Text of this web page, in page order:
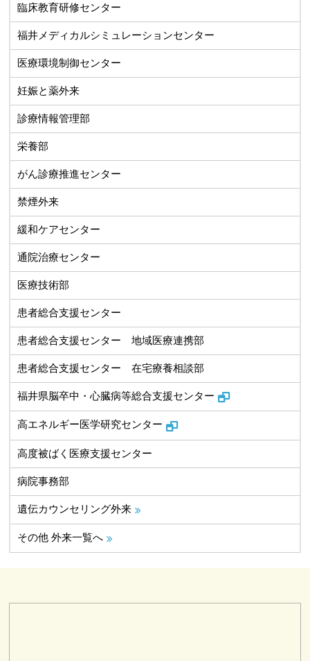
臨床教育研修センター
福井メディカルシミュレーションセンター
医療環境制御センター
妊娠と薬外来
診療情報管理部
栄養部
がん診療推進センター
禁煙外来
緩和ケアセンター
通院治療センター
医療技術部
患者総合支援センター
患者総合支援センター 地域医療連携部
患者総合支援センター 在宅療養相談部
福井県脳卒中・心臓病等総合支援センター
高エネルギー医学研究センター
高度被ばく医療支援センター
病院事務部
遺伝カウンセリング外来
その他 外来一覧へ